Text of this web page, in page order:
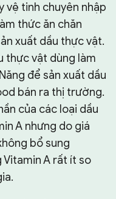
vệ tinh chuyên nhập
thức ăn chăn
xuất dầu thực vật.
thực vật dùng làm
để sản xuất dầu
bán ra thị trường.
của các loại dầu
A nhưng do giá
bổ sung
A rất ít so